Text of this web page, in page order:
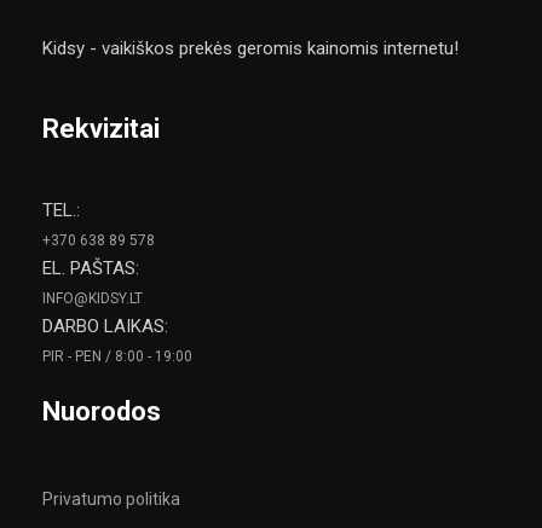
Kidsy - vaikiškos prekės geromis kainomis internetu!
Rekvizitai
TEL.:
+370 638 89 578
EL. PAŠTAS:
INFO@KIDSY.LT
DARBO LAIKAS:
PIR - PEN / 8:00 - 19:00
Nuorodos
Privatumo politika